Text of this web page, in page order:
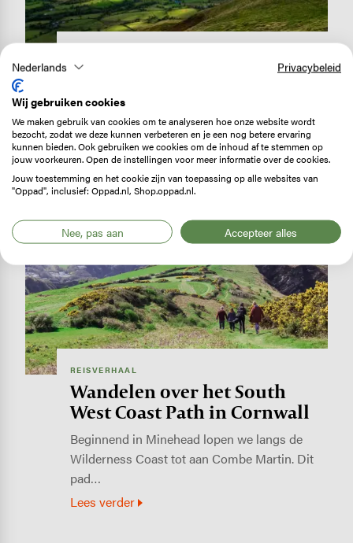
Wandelen in Engeland: de
mooiste gebieden en routes
Een toplijst van de beste wandelgebieden en
-routes in Engeland? Het is niet te doen!…
Lees verder
Image
REISVERHAAL
Wandelen over het South
West Coast Path in Cornwall
Beginnend in Minehead lopen we langs de
Wilderness Coast tot aan Combe Martin. Dit
pad…
Lees verder
Nederlands Privacybeleid
Wij gebruiken cookies
We maken gebruik van cookies om te analyseren hoe onze website wordt
bezocht, zodat we deze kunnen verbeteren en je een nog betere ervaring
kunnen bieden. Ook gebruiken we cookies om de inhoud af te stemmen op
jouw voorkeuren. Open de instellingen voor meer informatie over de cookies.
Jouw toestemming en het cookie zijn van toepassing op alle websites van
"Oppad", inclusief: Oppad.nl, Shop.oppad.nl.
Nee, pas aan Accepteer alles